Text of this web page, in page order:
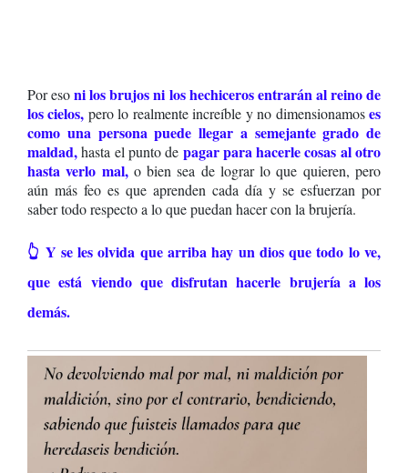
Por esoni los brujos ni los hechiceros entrarán al reino de
los cielos, pero lo realmente increíble y no dimensionamoses
como una persona puede llegar a semejante grado de
maldad,hasta el punto de pagar para hacerle cosas al otro
hasta verlo mal, o bien sea de lograr lo que quieren, pero
aún más feo es que aprenden cada día y se esfuerzan por
saber todo respecto a lo que puedan hacer con la brujería.
👆 Y se les olvida que arriba hay un dios que todo lo ve,
que está viendo que disfrutan hacerle brujería a los
demás.